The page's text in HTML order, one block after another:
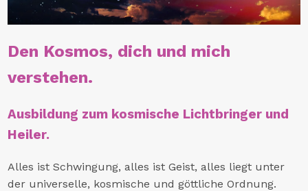
Den Kosmos, dich und mich
verstehen.
Ausbildung zum kosmische Lichtbringer und
Heiler.
Alles ist Schwingung, alles ist Geist, alles liegt unter
der universelle, kosmische und göttliche Ordnung.